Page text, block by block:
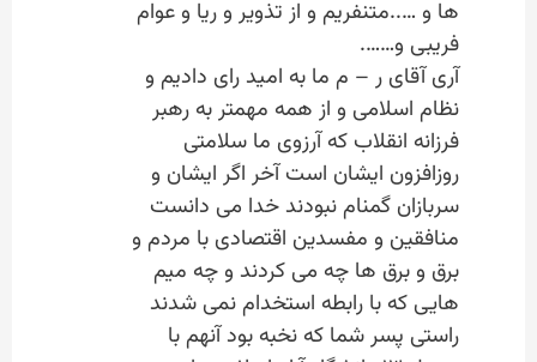
ها و …..متنفریم و از تذویر و ریا و عوام
فریبی و…….
آری آقای ر – م ما به امید رای دادیم و
نظام اسلامی و از همه مهمتر به رهبر
فرزانه انقلاب که آرزوی ما سلامتی
روزافزون ایشان است آخر اگر ایشان و
سربازان گمنام نبودند خدا می دانست
منافقین و مفسدین اقتصادی با مردم و
برق و برق ها چه می کردند و چه میم
هایی که با رابطه استخدام نمی شدند
راستی پسر شما که نخبه بود آنهم با